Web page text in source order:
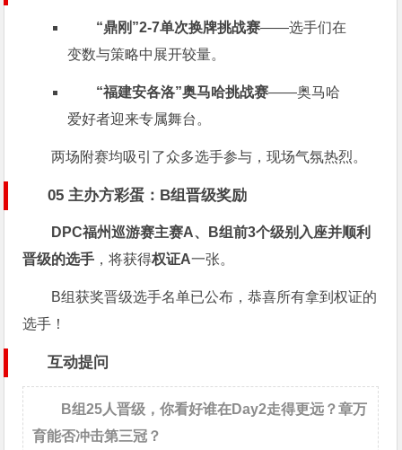
“鼎刚”2-7单次换牌挑战赛——选手们在
变数与策略中展开较量。
“福建安各洛”奥马哈挑战赛——奥马哈
爱好者迎来专属舞台。
两场附赛均吸引了众多选手参与，现场气氛热烈。
05 主办方彩蛋：B组晋级奖励
DPC福州巡游赛主赛A、B组前3个级别入座并顺利
晋级的选手 ，将获得权证A一张。
B组获奖晋级选手名单已公布，恭喜所有拿到权证的
选手！
互动提问
B组25人晋级，你看好谁在Day2走得更远？章万
育能否冲击第三冠？